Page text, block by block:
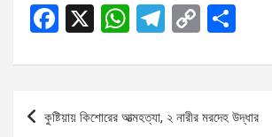
F
ce
b
X
W
at
T
e
gr
C
py ar
e
Post
কুষ্টিয়ায় কিশোরের আত্মহত্যা, ২ নারীর মরদেহ উদ্ধার